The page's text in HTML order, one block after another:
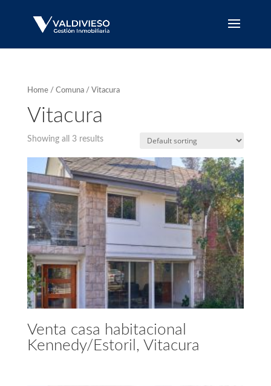
Home/ Comuna/ Vitacura
Vitacura
Showing all 3 results
Venta casa habitacional
Kennedy/Estoril, Vitacura